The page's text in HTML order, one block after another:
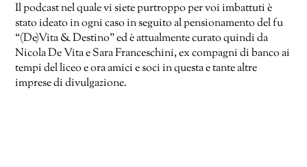
Il podcast nel quale vi siete purtroppo per voi imbattuti è
stato ideato in ogni caso in seguito al pensionamento del fu
“(De)Vita & Destino” ed è attualmente curato quindi da
Nicola De Vita e Sara Franceschini, ex compagni di banco ai
tempi del liceo e ora amici e soci in questa e tante altre
imprese di divulgazione.